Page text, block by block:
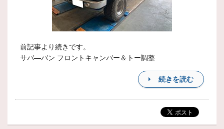
前記事より続きです。
サバ―バン フロントキャンバー＆トー調整
続きを読む